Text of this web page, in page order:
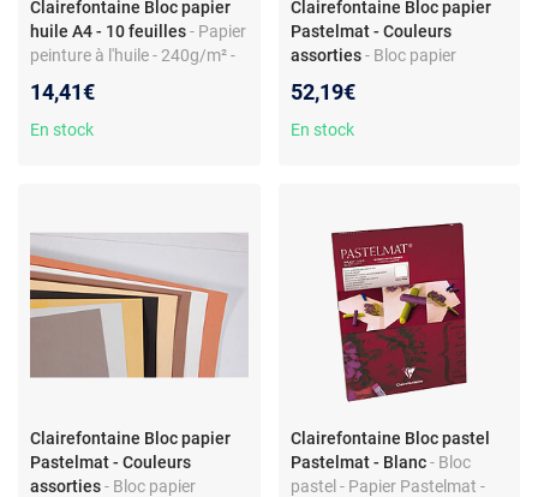
Clairefontaine Bloc papier
huile A4 - 10 feuilles- Papier
peinture à l'huile - 240g/m² -
un côté - Haute qualité
Clairefontaine
14,41€
En stock
Clairefontaine Bloc papier
Pastelmat - Couleurs
assorties - Bloc papier
Couleurs assorties - Label
Orange
52,19€
En stock
Clairefontaine Bloc papier
Pastelmat - Couleurs
assorties- Bloc papier
Clairefontaine Bloc pastel
Pastelmat - Blanc - Bloc
pastel - Papier Pastelmat -